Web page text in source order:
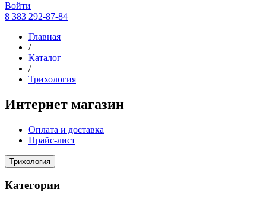
Войти
8 383 292-87-84
Главная
/
Каталог
/
Трихология
Интернет магазин
Оплата и доставка
Прайс-лист
Трихология
Категории